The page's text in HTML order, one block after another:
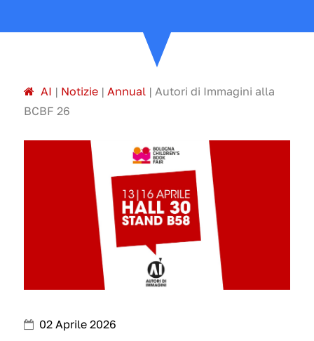
AI | Notizie | Annual | Autori di Immagini alla
BCBF 26
02 Aprile 2026